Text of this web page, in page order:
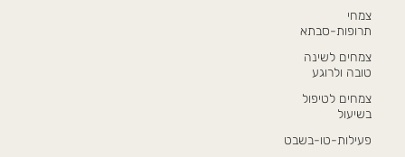
צמחי
תרופות-סבתא
צמחים לשינה
טובה ולרוגע
צמחים לטיפול
בשיעול
פעילות-טו-בשבט